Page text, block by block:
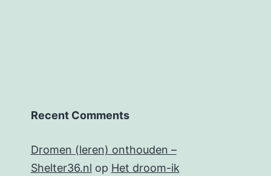
Recent Comments
Dromen (leren) onthouden –
Shelter36.nl op Het droom-ik